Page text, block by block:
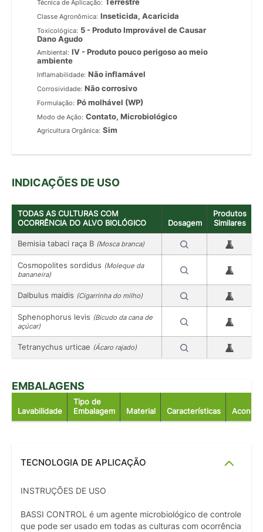
Técnica de Aplicação:
Classe Agronômica: Inseticida, Acaricida
Toxicológica: 5 - Produto Improvável de Causar
Dano Agudo
Ambiental: IV - Produto pouco perigoso ao meio
ambiente
Inflamabilidade: Não inflamável
Corrosividade: Não corrosivo
Formulação: Pó molhável (WP)
Modo de Ação: Contato, Microbiológico
Agricultura Orgânica: Sim
INDICAÇÕES DE USO
TODAS AS CULTURAS COM
OCORRÊNCIA DO ALVO BIOLÓGICO
Dosagem
Produtos
Similares
Bemisia tabaci raça B (Mosca branca)
Cosmopolites sordidus (Moleque da
bananeira)
Dalbulus maidis (Cigarrinha do milho)
Sphenophorus levis (Bicudo da cana de
açúcar)
Tetranychus urticae (Ácaro rajado)
EMBALAGENS
Lavabilidade
Tipo de
Embalagem
Material Características
TECNOLOGIA DE APLICAÇÃO
INSTRUÇÕES DE USO
BASSI CONTROL é um agente microbiológico de controle
que pode ser usado em todas as culturas com ocorrência